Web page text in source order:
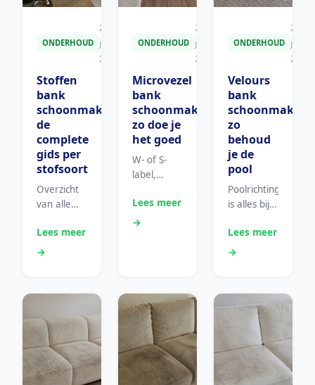
ONDERHOUD
25
jun
2026
Stoffen
bank
schoonmaken:
de
complete
gids per
stofsoort
Overzicht
van alle
en de
juiste
bekleding.
Lees meer
→
ONDERHOUD
25
jun
2026
Microvezel
bank
schoonmaken:
zo doe je
het goed
W- of S-
label,
of water —
de juiste
Lees meer
→
ONDERHOUD
25
jun
2026
Velours
bank
schoonmaken:
zo
behoud
je de
pool
Poolrichting
is alles bij
juiste
stofzuigtechniek
Lees meer
→